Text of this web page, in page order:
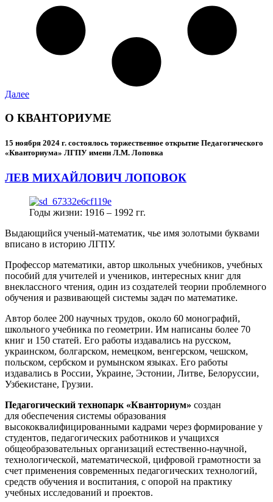
Далее
О КВАНТОРИУМЕ
15 ноября 2024 г. состоялось торжественное открытие Педагогического
«Кванториума» ЛГПУ имени Л.М. Лоповка
ЛЕВ МИХАЙЛОВИЧ ЛОПОВОК
Годы жизни: 1916 – 1992 гг.
Выдающийся ученый-математик, чье имя золотыми буквами
вписано в историю ЛГПУ.
Профессор математики, автор школьных учебников, учебных
пособий для учителей и учеников, интересных книг для
внеклассного чтения, один из создателей теории проблемного
обучения и развивающей системы задач по математике.
Автор более 200 научных трудов, около 60 монографий,
школьного учебника по геометрии. Им написаны более 70
книг и 150 статей. Его работы издавались на русском,
украинском, болгарском, немецком, венгерском, чешском,
польском, сербском и румынском языках. Его работы
издавались в России, Украине, Эстонии, Литве, Белоруссии,
Узбекистане, Грузии.
Педагогический технопарк «Кванториум» создан
для обеспечения системы образования
высококвалифицированными кадрами через формирование у
студентов, педагогических работников и учащихся
общеобразовательных организаций естественно-научной,
технологической, математической, цифровой грамотности за
счет применения современных педагогических технологий,
средств обучения и воспитания, с опорой на практику
учебных исследований и проектов.